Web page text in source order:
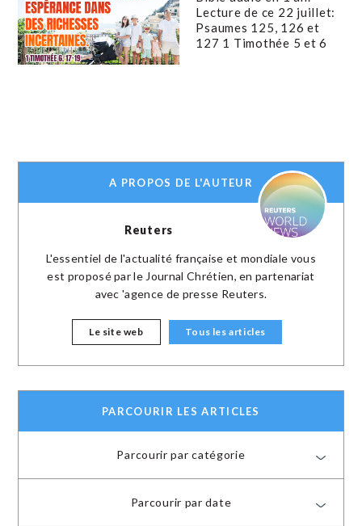
Lecture de ce 22 juillet:
Psaumes 125, 126 et
127 1 Timothée 5 et 6
A PROPOS DE L'AUTEUR
Reuters
L'essentiel de l'actualité française et mondiale vous
est proposé par le Journal Chrétien, en partenariat
avec 'agence de presse Reuters.
Le site web Tous les articles
PARCOURIR LES ARTICLES
Parcourir par catégorie
Parcourir par date